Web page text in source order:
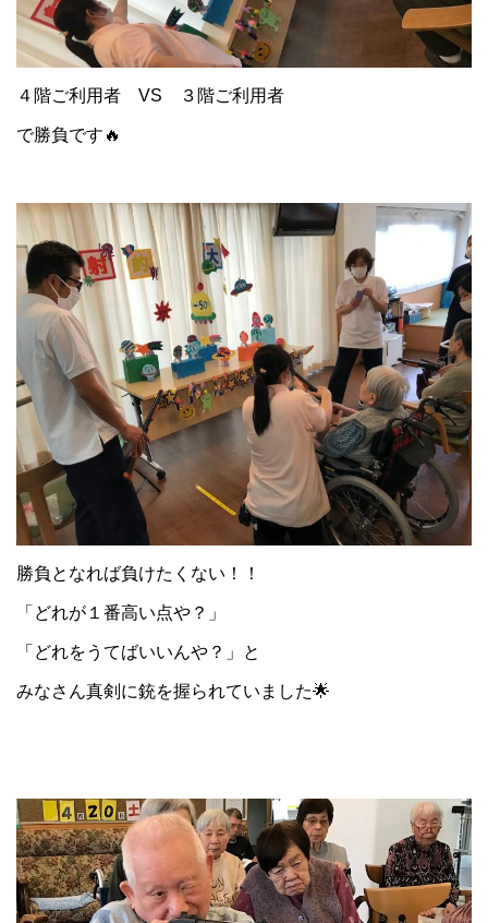
４階ご利用者 VS ３階ご利用者
で勝負です🔥
勝負となれば負けたくない！！
「どれが１番高い点や？」
「どれをうてばいいんや？」と
みなさん真剣に銃を握られていました🌟